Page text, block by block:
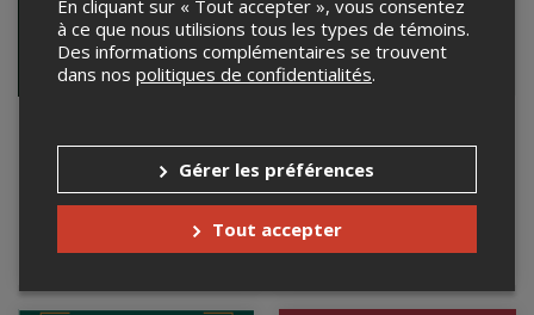
d'humour 100%
improvisé avec JÉRÉMIE
LAROUCHE
19h
27 août 2026, 19h00
Le Baratineur, Longueuil, QC
En cliquant sur « Tout accepter », vous consentez
à ce que nous utilisions tous les types de témoins.
Des informations complémentaires se trouvent
dans nos politiques de confidentialités.
Gérer les préférences
Tout accepter